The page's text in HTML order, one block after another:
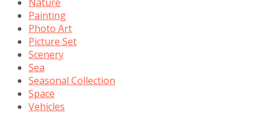
Painting
Photo Art
Picture Set
Scenery
Sea
Seasonal Collection
Space
Vehicles